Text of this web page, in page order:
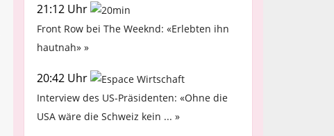
21:12 Uhr
Front Row bei The Weeknd: «Erlebten ihn
hautnah» »
20:42 Uhr
Interview des US-Präsidenten: «Ohne die
USA wäre die Schweiz kein ... »